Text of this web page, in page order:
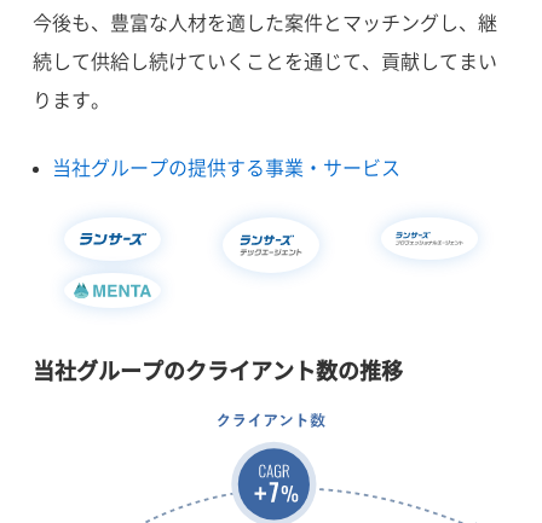
今後も、豊富な人材を適した案件とマッチングし、継
続して供給し続けていくことを通じて、貢献してまい
ります。
当社グループの提供する事業・サービス
当社グループのクライアント数の推移